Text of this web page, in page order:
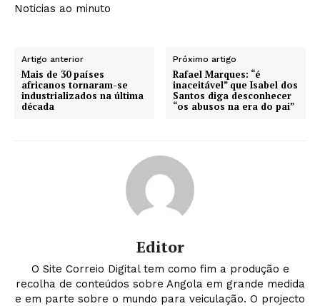
Noticias ao minuto
Artigo anterior
Mais de 30 países
africanos tornaram-se
industrializados na última
década
Próximo artigo
Rafael Marques: “é
inaceitável” que Isabel dos
Santos diga desconhecer
“os abusos na era do pai”
Editor
O Site Correio Digital tem como fim a produção e
recolha de conteúdos sobre Angola em grande medida
e em parte sobre o mundo para veiculação. O projecto